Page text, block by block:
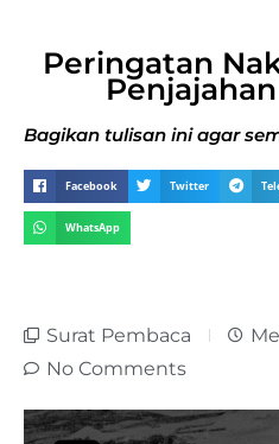
Peringatan
Bagikan tulisan ini agar
Facebook Twitter
WhatsApp
Surat Pembaca
No Comments